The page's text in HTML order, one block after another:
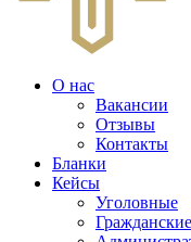
О нас
Вакансии
Отзывы
Контакты
Бланки
Кейсы
Уголовные
Гражданские